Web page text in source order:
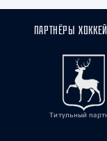
ПАРТНЁРЫ
Титульный